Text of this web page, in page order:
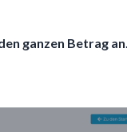
ganzen Betrag an